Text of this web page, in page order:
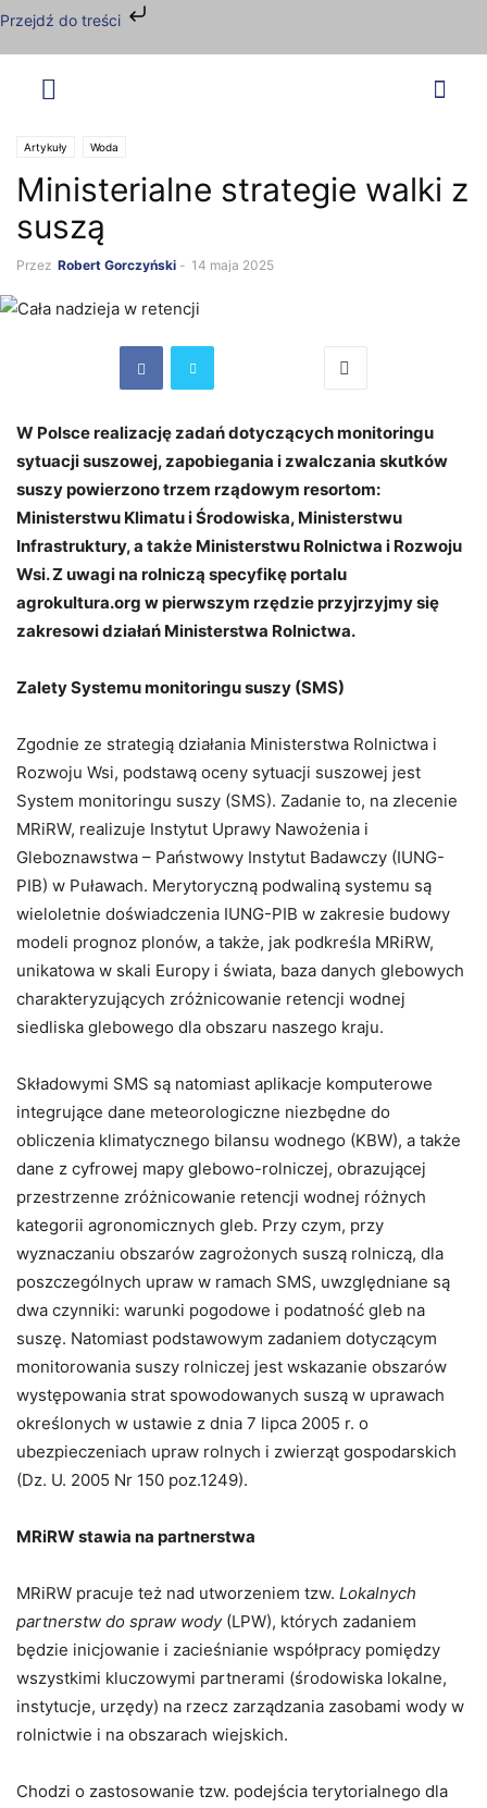
Przejdź do treści
Artykuły Woda
Ministerialne strategie walki z
suszą
Przez Robert Gorczyński - 14 maja 2025
W Polsce realizację zadań dotyczących monitoringu
sytuacji suszowej, zapobiegania i zwalczania skutków
suszy powierzono trzem rządowym resortom:
Ministerstwu Klimatu i Środowiska, Ministerstwu
Infrastruktury, a także Ministerstwu Rolnictwa i Rozwoju
Wsi. Z uwagi na rolniczą specyfikę portalu
agrokultura.org w pierwszym rzędzie przyjrzyjmy się
zakresowi działań Ministerstwa Rolnictwa.
Zalety Systemu monitoringu suszy (SMS)
Zgodnie ze strategią działania Ministerstwa Rolnictwa i
Rozwoju Wsi, podstawą oceny sytuacji suszowej jest
System monitoringu suszy (SMS). Zadanie to, na zlecenie
MRiRW, realizuje Instytut Uprawy Nawożenia i
Gleboznawstwa – Państwowy Instytut Badawczy (IUNG-
PIB) w Puławach. Merytoryczną podwaliną systemu są
wieloletnie doświadczenia IUNG-PIB w zakresie budowy
modeli prognoz plonów, a także, jak podkreśla MRiRW,
unikatowa w skali Europy i świata, baza danych glebowych
charakteryzujących zróżnicowanie retencji wodnej
siedliska glebowego dla obszaru naszego kraju.
Składowymi SMS są natomiast aplikacje komputerowe
integrujące dane meteorologiczne niezbędne do
obliczenia klimatycznego bilansu wodnego (KBW), a także
dane z cyfrowej mapy glebowo-rolniczej, obrazującej
przestrzenne zróżnicowanie retencji wodnej różnych
kategorii agronomicznych gleb. Przy czym, przy
wyznaczaniu obszarów zagrożonych suszą rolniczą, dla
poszczególnych upraw w ramach SMS, uwzględniane są
dwa czynniki: warunki pogodowe i podatność gleb na
suszę. Natomiast podstawowym zadaniem dotyczącym
monitorowania suszy rolniczej jest wskazanie obszarów
występowania strat spowodowanych suszą w uprawach
określonych w ustawie z dnia 7 lipca 2005 r. o
ubezpieczeniach upraw rolnych i zwierząt gospodarskich
(Dz. U. 2005 Nr 150 poz.1249).
MRiRW stawia na partnerstwa
MRiRW pracuje też nad utworzeniem tzw. Lokalnych
partnerstw do spraw wody(LPW), których zadaniem
będzie inicjowanie i zacieśnianie współpracy pomiędzy
wszystkimi kluczowymi partnerami (środowiska lokalne,
instytucje, urzędy) na rzecz zarządzania zasobami wody w
rolnictwie i na obszarach wiejskich.
Chodzi o zastosowanie tzw. podejścia terytorialnego dla